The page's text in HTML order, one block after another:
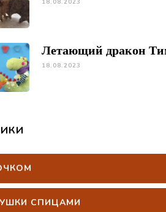
18.08.2023
Летающий дракон
18.08.2023
СПИЦАМИ